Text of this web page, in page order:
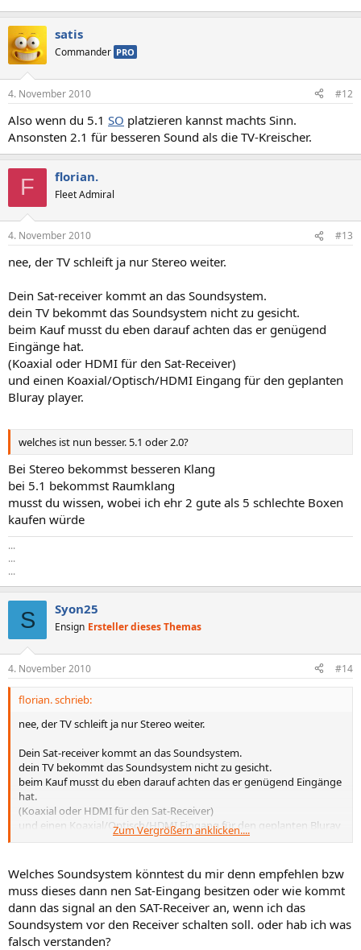
satis
Commander PRO
4. November 2010 #12
Also wenn du 5.1 SO platzieren kannst machts Sinn.
Ansonsten 2.1 für besseren Sound als die TV-Kreischer.
F florian.
Fleet Admiral
4. November 2010 #13
nee, der TV schleift ja nur Stereo weiter.
Dein Sat-receiver kommt an das Soundsystem.
dein TV bekommt das Soundsystem nicht zu gesicht.
beim Kauf musst du eben darauf achten das er genügend
Eingänge hat.
(Koaxial oder HDMI für den Sat-Receiver)
und einen Koaxial/Optisch/HDMI Eingang für den geplanten
Bluray player.
welches ist nun besser. 5.1 oder 2.0?
Bei Stereo bekommst besseren Klang
bei 5.1 bekommst Raumklang
musst du wissen, wobei ich ehr 2 gute als 5 schlechte Boxen
kaufen würde
...
...
...
S Syon25
Ensign Ersteller dieses Themas
4. November 2010 #14
florian. schrieb:
nee, der TV schleift ja nur Stereo weiter.
Dein Sat-receiver kommt an das Soundsystem.
dein TV bekommt das Soundsystem nicht zu gesicht.
beim Kauf musst du eben darauf achten das er genügend Eingänge
hat.
(Koaxial oder HDMI für den Sat-Receiver)
und einen Koaxial/Optisch/HDMI Eingang für den geplanten Bluray
Zum Vergrößern anklicken....
Welches Soundsystem könntest du mir denn empfehlen bzw
muss dieses dann nen Sat-Eingang besitzen oder wie kommt
dann das signal an den SAT-Receiver an, wenn ich das
Soundsystem vor den Receiver schalten soll. oder hab ich was
falsch verstanden?